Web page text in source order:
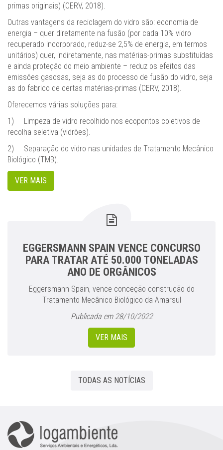
primas originais) (CERV, 2018).
Outras vantagens da reciclagem do vidro são: economia de
energia – quer diretamente na fusão (por cada 10% vidro
recuperado incorporado, reduz-se 2,5% de energia, em termos
unitários) quer, indiretamente, nas matérias-primas substituídas
e ainda proteção do meio ambiente – reduz os efeitos das
emissões gasosas, seja as do processo de fusão do vidro, seja
as do fabrico de certas matérias-primas (CERV, 2018).
Oferecemos várias soluções para:
1) Limpeza de vidro recolhido nos ecopontos coletivos de
recolha seletiva (vidrões).
2) Separação do vidro nas unidades de Tratamento Mecânico
Biológico (TMB).
VER MAIS
EGGERSMANN SPAIN VENCE CONCURSO
PARA TRATAR ATÉ 50.000 TONELADAS
ANO DE ORGÂNICOS
Eggersmann Spain, vence conceção construção do
Tratamento Mecânico Biológico da Amarsul
Publicada em 28/10/2022
VER MAIS
TODAS AS NOTÍCIAS